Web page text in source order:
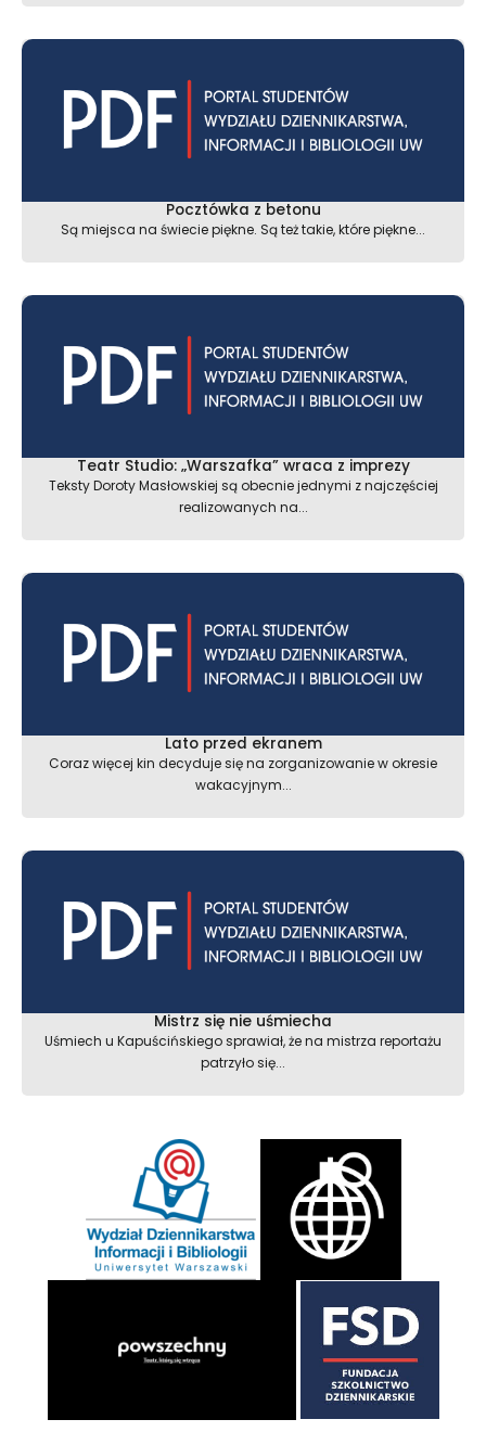
Pocztówka z betonu
Są miejsca na świecie piękne. Są też takie, które piękne...
Teatr Studio: „Warszafka” wraca z imprezy
Teksty Doroty Masłowskiej są obecnie jednymi z najczęściej
realizowanych na...
Lato przed ekranem
Coraz więcej kin decyduje się na zorganizowanie w okresie
wakacyjnym...
Mistrz się nie uśmiecha
Uśmiech u Kapuścińskiego sprawiał, że na mistrza reportażu
patrzyło się...